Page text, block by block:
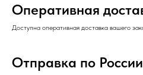
Оперативная
Доступна оперативная доставка вашего
Отправка по